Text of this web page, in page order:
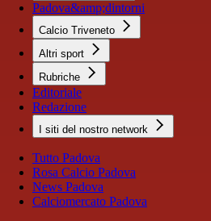
Padova&amp;dintorni
Calcio Triveneto
Altri sport
Rubriche
Editoriale
Redazione
I siti del nostro network
Tutto Padova
Rosa Calcio Padova
News Padova
Calciomercato Padova